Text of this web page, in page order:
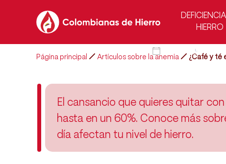
HIERRO
Página principal Artículos sobre la anemia ¿Café y té
El café o el té que
podría dejarte
El cansancio que quieres quitar
hasta en un 60%. Conoce más
día afectan tu nivel de hierro.